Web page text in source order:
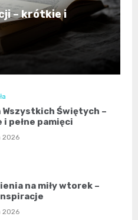
– krótkie i
Wszystkich Świętych –
i pełne pamięci
2026
na miły wtorek –
2026